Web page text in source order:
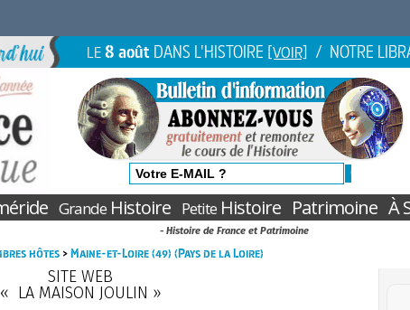
LE8 août DANS L'HISTOIRE [VOIR] / NOTRE
GrandeHistoire PetiteHistoire Patrimoine À
- Histoire de France et Patrimoine
hôtes>Maine-et-Loire (49) (Pays de la Loire)
SITE WEB
« LA MAISON JOULIN »